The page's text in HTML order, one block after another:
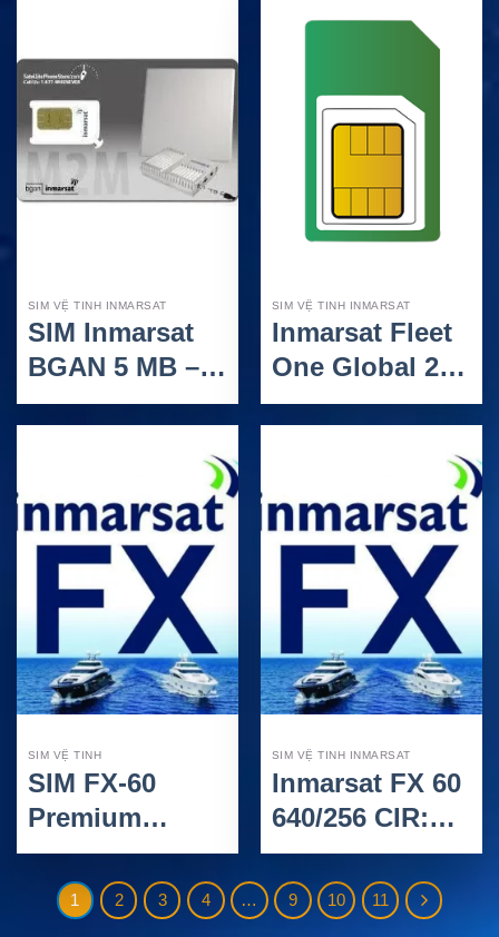
tinh toàn cầu
vệ tinh cho tàu
biển
SIM VỆ TINH INMARSAT
SIM Inmarsat
BGAN 5 MB –
Gói internet vệ
cho kết nối từ
xa
SIM VỆ TINH INMARSAT
Inmarsat Fleet
One Global 25
MB: SIM vệ
kết nối toàn
cầu
SIM VỆ TINH
SIM FX-60
Premium
1024MIR
32/8CIR:
Internet vệ tinh
SIM VỆ TINH INMARSAT
Inmarsat FX 60
640/256 CIR:
SIM vệ tinh
Internet
Premium Fixed
1 2 3 4 … 9 10 11